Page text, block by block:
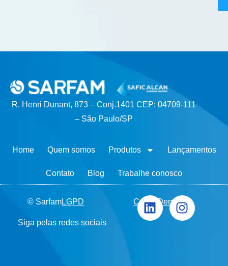
© SarfamLGPD Canal Denúncia
Siga pelas redes sociais
R. Henri Dunant, 873 – Conj.1401 CEP: 04709-111
– São Paulo/SP
Home Quem somos Produtos Lançamentos
Contato Blog Trabalhe conosco